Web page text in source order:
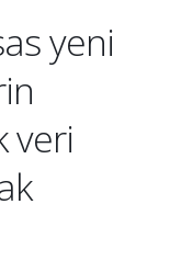
yeni
veri